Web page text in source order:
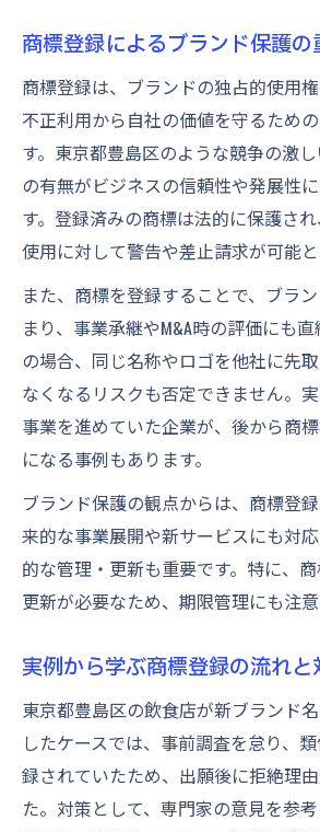
商標登録によるブランド保護の
商標登録は、ブランドの独占的使用
不正利用から自社の価値を守るため
す。東京都豊島区のような競争の激
の有無がビジネスの信頼性や発展性
す。登録済みの商標は法的に保護さ
使用に対して警告や差止請求が可能と
また、商標を登録することで、ブラ
まり、事業承継やM&A時の評価にも
の場合、同じ名称やロゴを他社に先
なくなるリスクも否定できません。
事業を進めていた企業が、後から商
になる事例もあります。
ブランド保護の観点からは、商標登
来的な事業展開や新サービスにも対
的な管理・更新も重要です。特に、
更新が必要なため、期限管理にも注意
実例から学ぶ商標登録の流れと
東京都豊島区の飲食店が新ブランド
したケースでは、事前調査を怠り、
録されていたため、出願後に拒絶理
た。対策として、専門家の意見を参